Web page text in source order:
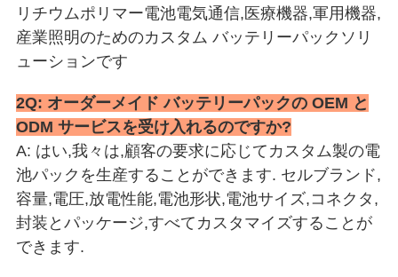
リチウムポリマー電池電気通信,医療機器,軍用機器,
産業照明のためのカスタム バッテリーパックソリ
ューションです
2Q: オーダーメイド バッテリーパックの OEM と
ODM サービスを受け入れるのですか?
A: はい,我々は,顧客の要求に応じてカスタム製の電
池パックを生産することができます. セルブランド,
容量,電圧,放電性能,電池形状,電池サイズ,コネクタ,
封装とパッケージ,すべてカスタマイズすることが
できます.